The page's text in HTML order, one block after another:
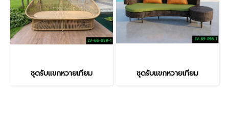
ชุดรับแขกหวายเทียม ชุดรับแขกหวายเทียม